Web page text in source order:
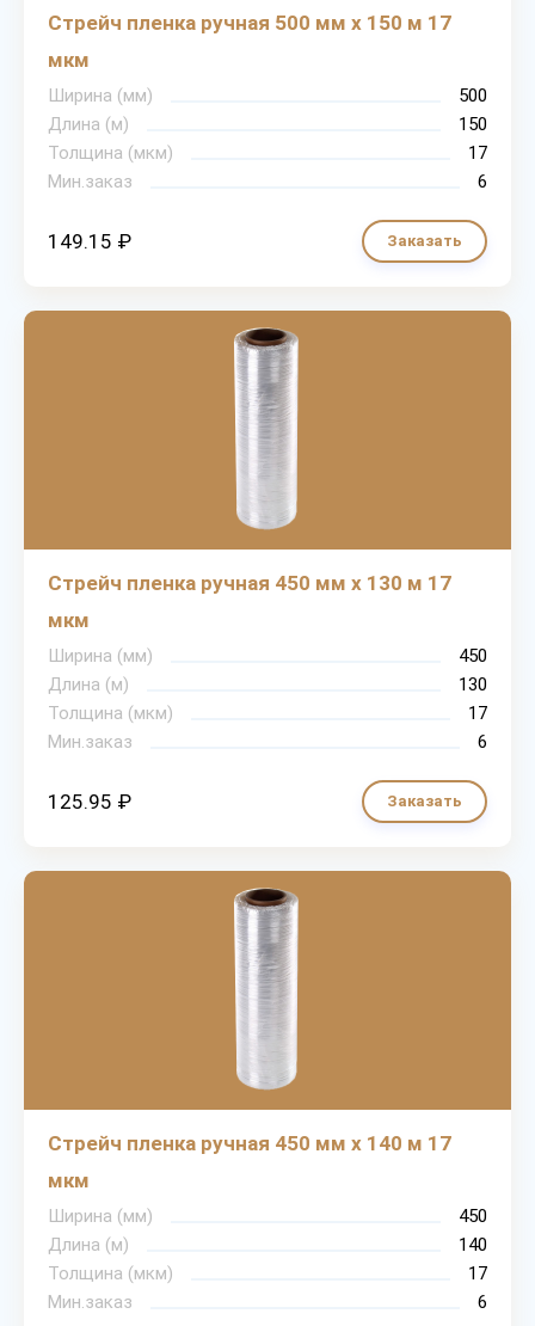
Стрейч пленка ручная 500 мм х 150 м 17
мкм
Ширина (мм)
500
Длина (м)
150
Толщина (мкм)
17
Мин.заказ
6
149.15 ₽ Заказать
Стрейч пленка ручная 450 мм х 130 м 17
мкм
Ширина (мм)
450
Длина (м)
130
Толщина (мкм)
17
Мин.заказ
6
125.95 ₽ Заказать
Стрейч пленка ручная 450 мм х 140 м 17
мкм
Ширина (мм)
450
Длина (м)
140
Толщина (мкм)
17
Мин.заказ
6